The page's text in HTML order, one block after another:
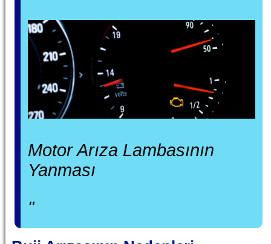
Motor Arıza Lambasının
Yanması
"